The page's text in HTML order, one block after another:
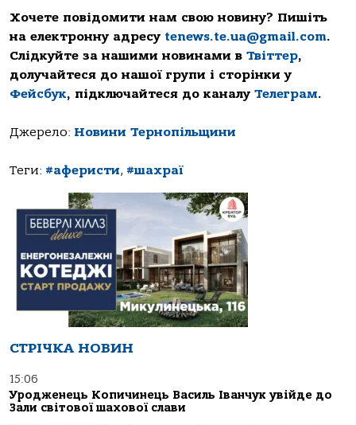
Хочете повідомити нам свою новину? Пишіть
на електронну адресу tenews.te.ua@gmail.com.
Слідкуйте за нашими новинами в Твіттер,
долучайтеся до нашої групи і сторінки у
Фейсбук, підключайтеся до каналу Телеграм.
Джерело: Новини Тернопільщини
Теги: #аферисти, #шахраї
СТРІЧКА НОВИН
15:06
Уродженець Копичинець Василь Іванчук увійде до
Зали світової шахової слави